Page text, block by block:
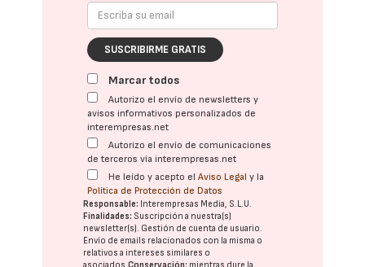
SUSCRIBIRME GRATIS
Marcar todos
Autorizo el envío de newsletters y
avisos informativos personalizados de
interempresas.net
Autorizo el envío de comunicaciones
de terceros vía interempresas.net
He leído y acepto elAviso Legal y la
Política de Protección de Datos
Responsable: Interempresas Media, S.L.U.
Finalidades: Suscripción a nuestra(s)
newsletter(s). Gestión de cuenta de usuario.
Envío de emails relacionados con la misma o
relativos a intereses similares o
asociados.Conservación: mientras dure la